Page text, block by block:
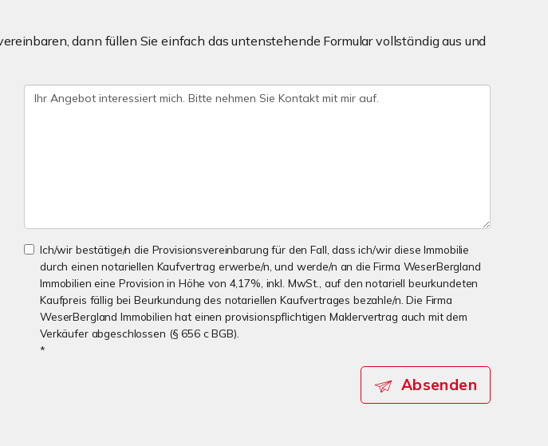
dann füllen Sie einfach das untenstehende Formular vollständig aus und
Ich/wir bestätige/n die Provisionsvereinbarung für den Fall, dass ich/wir diese Immobilie
durch einen notariellen Kaufvertrag erwerbe/n, und werde/n an die Firma WeserBergland
Immobilien eine Provision in Höhe von 4,17%, inkl. MwSt., auf den notariell beurkundeten
Kaufpreis fällig bei Beurkundung des notariellen Kaufvertrages bezahle/n. Die Firma
WeserBergland Immobilien hat einen provisionspflichtigen Maklervertrag auch mit dem
Verkäufer abgeschlossen (§ 656 c BGB).
*
Absenden